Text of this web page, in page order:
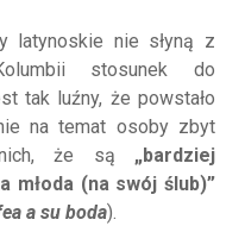
latynoskie nie słyną z
stosunek do
tak luźny, że powstało
na temat osoby zbyt
że są „bardziej
młoda (na swój ślub)”
a su boda).